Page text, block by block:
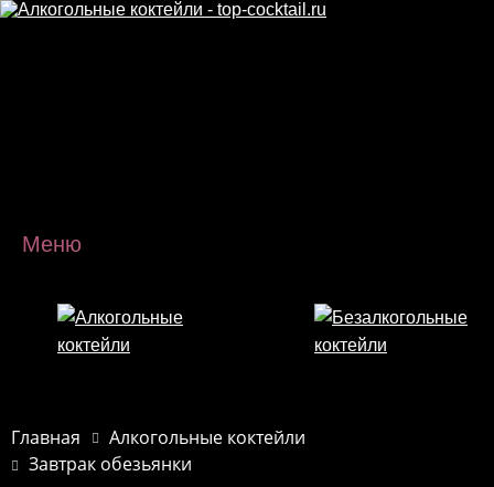
Перейти к основному содержанию
Меню
Главная
Алкогольные коктейли
Завтрак обезьянки